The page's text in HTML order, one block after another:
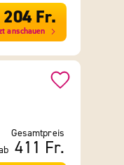
204 Fr.
anschauen
Gesamtpreis
411 Fr.